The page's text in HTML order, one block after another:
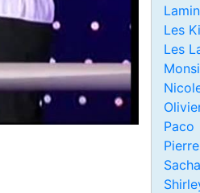
Les
Les
Paco